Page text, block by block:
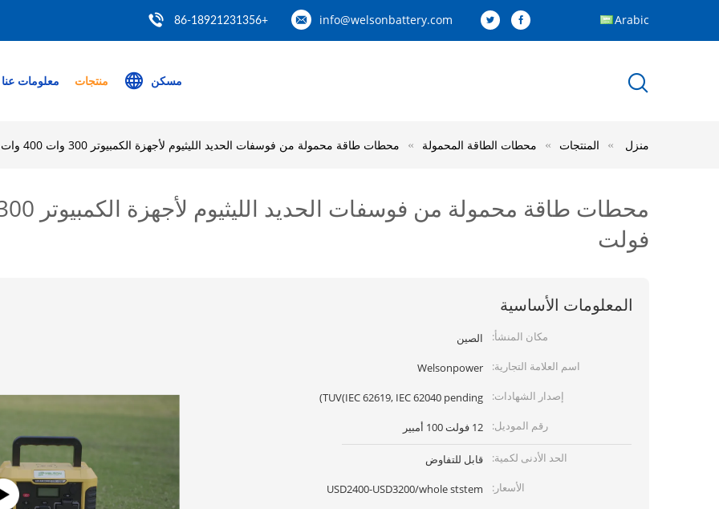
info@welsonbattery.com
+86-18921231356 Arabic
مسكن منتجات معلومات عنا
منزل المنتجات محطات الطاقة المحمولة محطات طاقة محمولة من فوسفات الحديد الليثيوم لأجهزة الكمبيوتر 300 وات 400 وات 50 أمبير 12.8 فولت
فولت
المعلومات الأساسية
مكان المنشأ:
الصين
اسم العلامة التجارية:
Welsonpower
إصدار الشهادات:
TUV(IEC 62619, IEC 62040 pending)
رقم الموديل:
12 فولت 100 أمبير
الحد الأدنى لكمية:
قابل للتفاوض
الأسعار:
USD2400-USD3200/whole ststem